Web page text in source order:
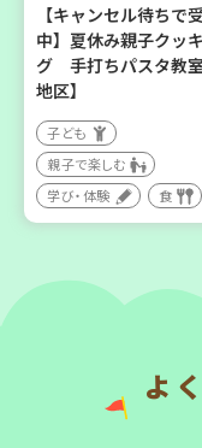
加古川市
コープ神吉 子育てひ
子ども
親子で楽しむ
日(月)
【キャンセル待ちで
中】夏休み親子クッ
グ 手打ちパスタ教
地区】
子ども
親子で楽しむ
学び・体験
食
よ